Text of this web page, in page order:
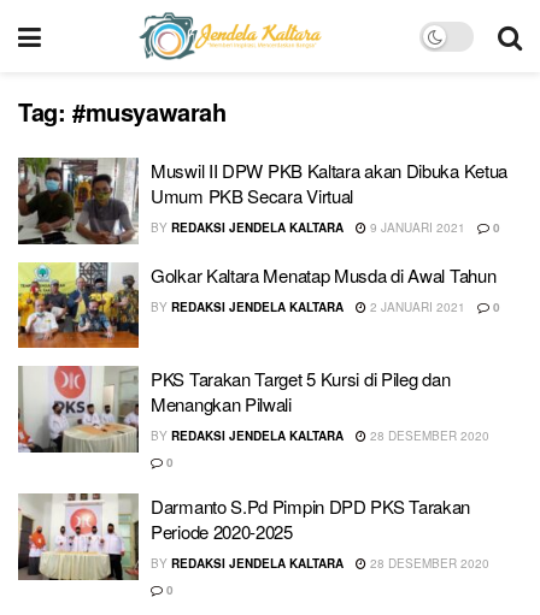
Tag: #musyawarah
Muswil II DPW PKB Kaltara akan Dibuka Ketua
Umum PKB Secara Virtual
BY REDAKSI JENDELA KALTARA 9 JANUARI 2021 0
Golkar Kaltara Menatap Musda di Awal Tahun
BY REDAKSI JENDELA KALTARA 2 JANUARI 2021 0
PKS Tarakan Target 5 Kursi di Pileg dan
Menangkan Pilwali
BY REDAKSI JENDELA KALTARA
28 DESEMBER 2020
0
Darmanto S.Pd Pimpin DPD PKS Tarakan
Periode 2020-2025
BY REDAKSI JENDELA KALTARA
28 DESEMBER 2020
0